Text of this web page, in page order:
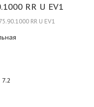
RR U EV1
RR U EV1
7.2